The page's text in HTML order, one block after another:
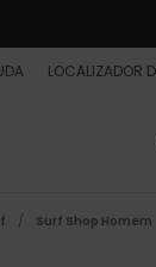
LOCALIZADOR
Surf Shop Homem